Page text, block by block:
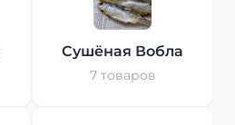
Сушёная Вобла
7 товаров